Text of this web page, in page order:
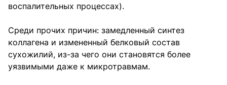
воспалительных процессах).
Среди прочих причин: замедленный синтез
коллагена и измененный белковый состав
сухожилий, из-за чего они становятся более
уязвимыми даже к микротравмам.